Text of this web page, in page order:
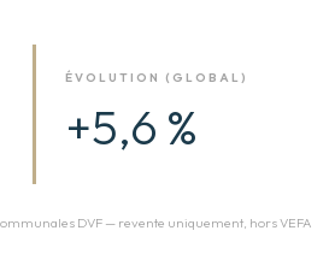
ÉVOLUTION (GLOBAL)
+5,6 %
DVF — revente uniquement, hors VEFA